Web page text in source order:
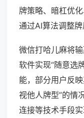
牌策略、暗杠优
通过AI算法调整牌
微信打哈儿麻将
软件实现“随意选
能，部分用户反
视他人牌型”的情
连接等技术手段